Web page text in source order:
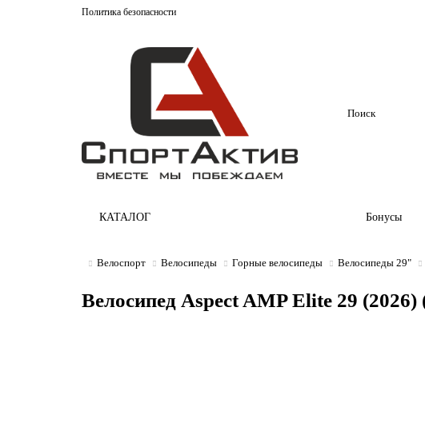
Политика безопасности
КАТАЛОГ Бонусы
Велоспорт Велосипеды Горные велосипеды Велосипеды 29"
Велосипед Aspect AMP Elite 29